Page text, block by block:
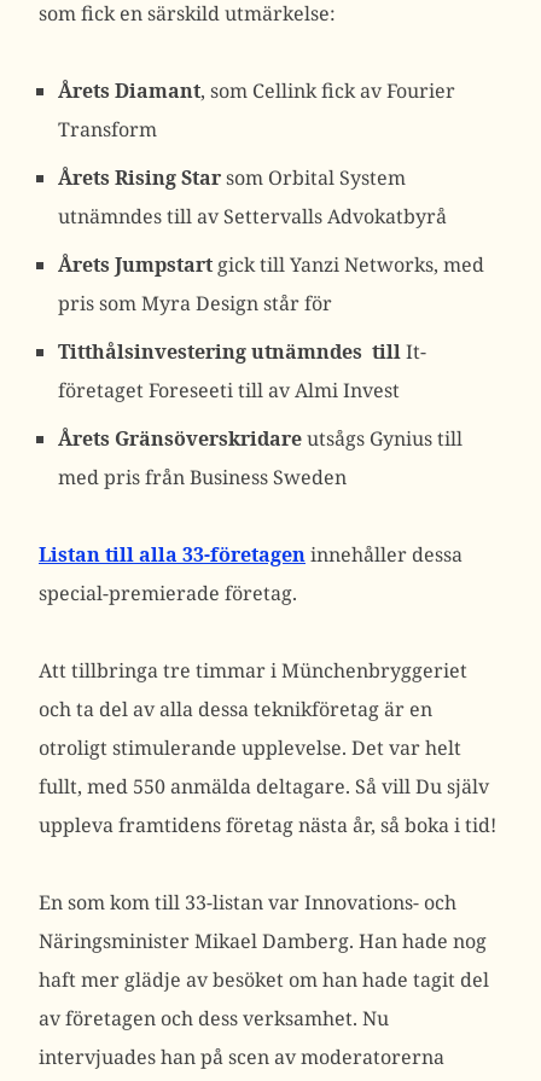
som fick en särskild utmärkelse:
Årets Diamant, som Cellink fick av Fourier
Transform
Årets Rising Starsom Orbital System
utnämndes till av Settervalls Advokatbyrå
Årets Jumpstart gick till Yanzi Networks, med
pris som Myra Design står för
Titthålsinvestering utnämndes tillIt-
företaget Foreseeti till av Almi Invest
Årets Gränsöverskridareutsågs Gynius till
med pris från Business Sweden
Listan till alla 33-företageninnehåller dessa
special-premierade företag.
Att tillbringa tre timmar i Münchenbryggeriet
och ta del av alla dessa teknikföretag är en
otroligt stimulerande upplevelse. Det var helt
fullt, med 550 anmälda deltagare. Så vill Du själv
uppleva framtidens företag nästa år, så boka i tid!
En som kom till 33-listan var Innovations- och
Näringsminister Mikael Damberg. Han hade nog
haft mer glädje av besöket om han hade tagit del
av företagen och dess verksamhet. Nu
intervjuades han på scen av moderatorerna